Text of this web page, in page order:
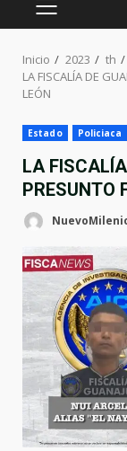
MENÚ
Inicio 2023 th
LA FISCALÍA DE
LEÓN
Estado Policiaca
LA
PRESUNTO